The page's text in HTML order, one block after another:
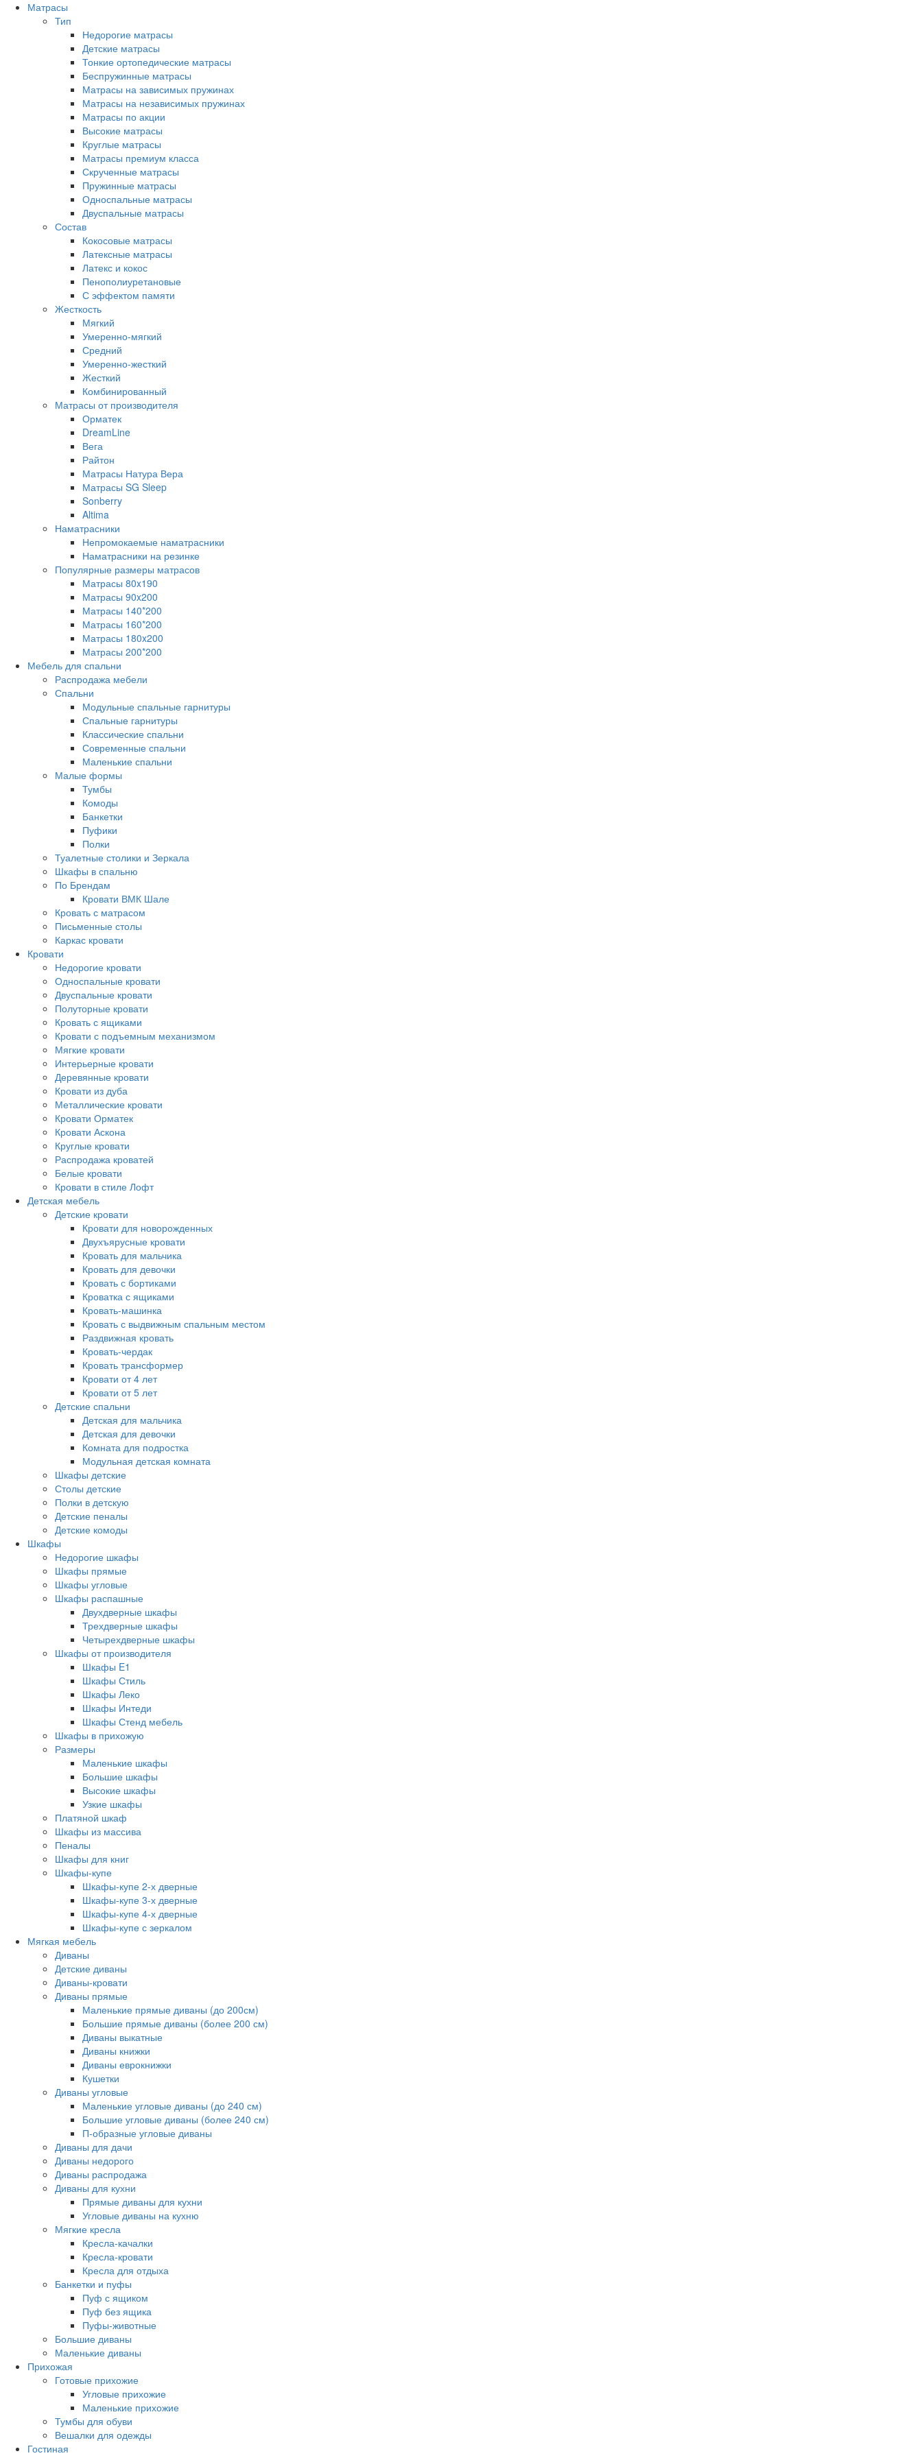
Матрасы
Тип
Недорогие матрасы
Детские матрасы
Тонкие ортопедические матрасы
Беспружинные матрасы
Матрасы на зависимых пружинах
Матрасы на независимых пружинах
Матрасы по акции
Высокие матрасы
Круглые матрасы
Матрасы премиум класса
Скрученные матрасы
Пружинные матрасы
Односпальные матрасы
Двуспальные матрасы
Состав
Кокосовые матрасы
Латексные матрасы
Латекс и кокос
Пенополиуретановые
С эффектом памяти
Жесткость
Мягкий
Умеренно-мягкий
Средний
Умеренно-жесткий
Жесткий
Комбинированный
Матрасы от производителя
Орматек
DreamLine
Вега
Райтон
Матрасы Натура Вера
Матрасы SG Sleep
Sonberry
Altima
Наматрасники
Непромокаемые наматрасники
Наматрасники на резинке
Популярные размеры матрасов
Матрасы 80x190
Матрасы 90x200
Матрасы 140*200
Матрасы 160*200
Матрасы 180x200
Матрасы 200*200
Мебель для спальни
Распродажа мебели
Спальни
Модульные спальные гарнитуры
Спальные гарнитуры
Классические спальни
Современные спальни
Маленькие спальни
Малые формы
Тумбы
Комоды
Банкетки
Пуфики
Полки
Туалетные столики и Зеркала
Шкафы в спальню
По Брендам
Кровати ВМК Шале
Кровать с матрасом
Письменные столы
Каркас кровати
Кровати
Недорогие кровати
Односпальные кровати
Двуспальные кровати
Полуторные кровати
Кровать с ящиками
Кровати с подъемным механизмом
Мягкие кровати
Интерьерные кровати
Деревянные кровати
Кровати из дуба
Металлические кровати
Кровати Орматек
Кровати Аскона
Круглые кровати
Распродажа кроватей
Белые кровати
Кровати в стиле Лофт
Детская мебель
Детские кровати
Кровати для новорожденных
Двухъярусные кровати
Кровать для мальчика
Кровать для девочки
Кровать с бортиками
Кроватка с ящиками
Кровать-машинка
Кровать с выдвижным спальным местом
Раздвижная кровать
Кровать-чердак
Кровать трансформер
Кровати от 4 лет
Кровати от 5 лет
Детские спальни
Детская для мальчика
Детская для девочки
Комната для подростка
Модульная детская комната
Шкафы детские
Столы детские
Полки в детскую
Детские пеналы
Детские комоды
Шкафы
Недорогие шкафы
Шкафы прямые
Шкафы угловые
Шкафы распашные
Двухдверные шкафы
Трехдверные шкафы
Четырехдверные шкафы
Шкафы от производителя
Шкафы E1
Шкафы Стиль
Шкафы Леко
Шкафы Интеди
Шкафы Стенд мебель
Шкафы в прихожую
Размеры
Маленькие шкафы
Большие шкафы
Высокие шкафы
Узкие шкафы
Платяной шкаф
Шкафы из массива
Пеналы
Шкафы для книг
Шкафы-купе
Шкафы-купе 2-х дверные
Шкафы-купе 3-х дверные
Шкафы-купе 4-х дверные
Шкафы-купе с зеркалом
Мягкая мебель
Диваны
Детские диваны
Диваны-кровати
Диваны прямые
Маленькие прямые диваны (до 200см)
Большие прямые диваны (более 200 см)
Диваны выкатные
Диваны книжки
Диваны еврокнижки
Кушетки
Диваны угловые
Маленькие угловые диваны (до 240 см)
Большие угловые диваны (более 240 см)
П-образные угловые диваны
Диваны для дачи
Диваны недорого
Диваны распродажа
Диваны для кухни
Прямые диваны для кухни
Угловые диваны на кухню
Мягкие кресла
Кресла-качалки
Кресла-кровати
Кресла для отдыха
Банкетки и пуфы
Пуф с ящиком
Пуф без ящика
Пуфы-животные
Большие диваны
Маленькие диваны
Прихожая
Готовые прихожие
Угловые прихожие
Маленькие прихожие
Тумбы для обуви
Вешалки для одежды
Гостиная